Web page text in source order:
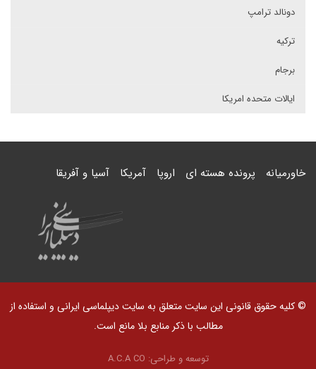
دونالد ترامپ
ترکیه
برجام
ایالات متحده امریکا
خاورمیانه پرونده هسته ای اروپا آمریکا آسیا و آفریقا
© کلیه حقوق قانونی این سایت متعلق به سایت دیپلماسی ایرانی و استفاده از
مطالب با ذکر منابع بلا مانع است.
توسعه و طراحی: A.C.A CO